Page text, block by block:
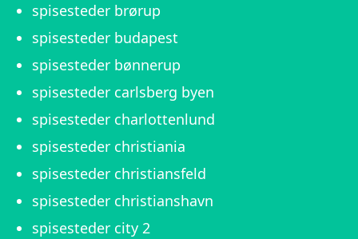
spisesteder brørup
spisesteder budapest
spisesteder bønnerup
spisesteder carlsberg byen
spisesteder charlottenlund
spisesteder christiania
spisesteder christiansfeld
spisesteder christianshavn
spisesteder city 2